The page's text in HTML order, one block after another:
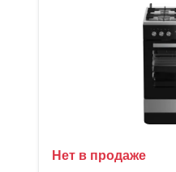
Нет в продаже